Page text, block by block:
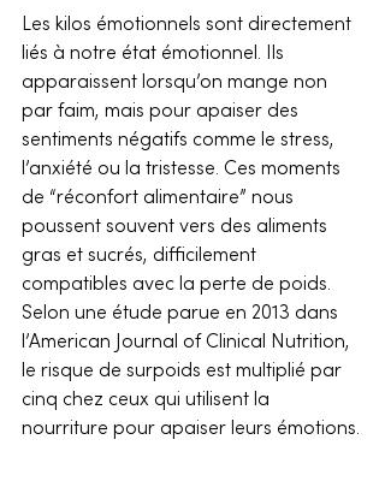
Les kilos émotionnels sont directement
liés à notre état émotionnel. Ils
apparaissent lorsqu’on mange non
par faim, mais pour apaiser des
sentiments négatifs comme le stress,
l’anxiété ou la tristesse. Ces moments
de “réconfort alimentaire” nous
poussent souvent vers des aliments
gras et sucrés, difficilement
compatibles avec la perte de poids.
Selon une étude parue en 2013 dans
l’American Journal of Clinical Nutrition,
le risque de surpoids est multiplié par
cinq chez ceux qui utilisent la
nourriture pour apaiser leurs émotions.